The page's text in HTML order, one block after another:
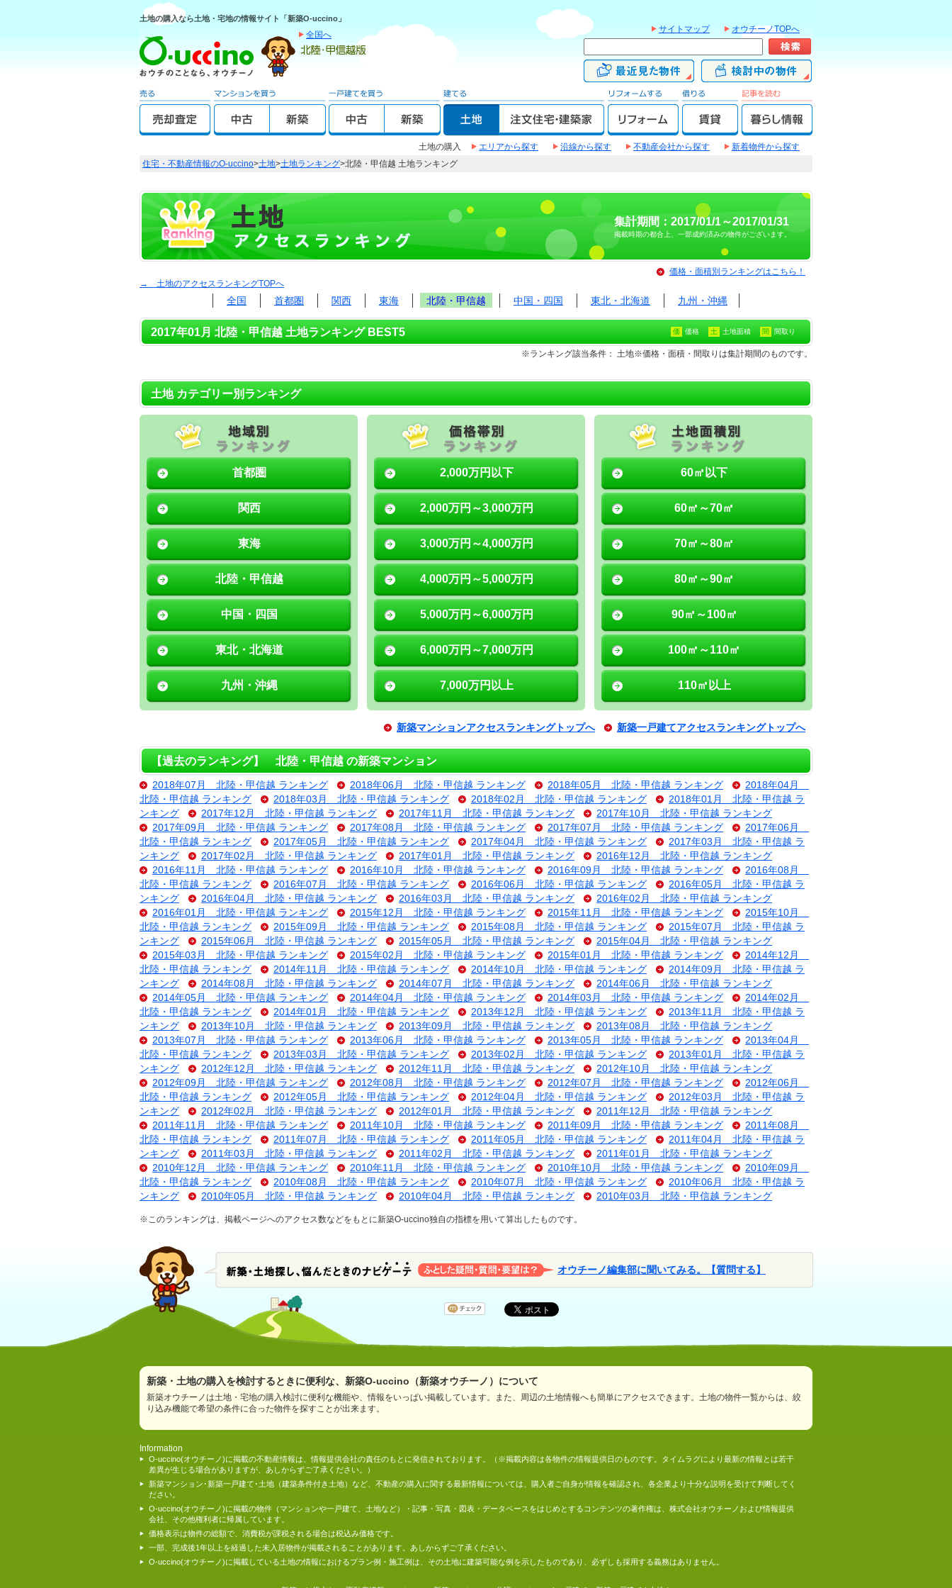
土地の購入なら土地・宅地の情報サイト「新築O-uccino」
全国へ
サイトマップ オウチーノTOPへ
土地の購入 エリアから探す 沿線から探す 不動産会社から探す
新着物件から探す
住宅・不動産情報のO-uccino>土地>土地ランキング>北陸・甲信越 土地ランキング
集計期間：2017/01/1～2017/01/31
掲載時期の都合上、一部成約済みの物件がございます。
価格・面積別ランキングはこちら！
→ 土地のアクセスランキングTOPへ
全国 首都圏 関西 東海 北陸・甲信越 中国・四国 東北・北海道 九州・沖縄
2017年01月 北陸・甲信越 土地ランキング BEST5 価 価格 土 土地面積 間 間取り
※ランキング該当条件： 土地※価格・面積・間取りは集計期間のものです。
土地 カテゴリー別ランキング
首都圏
関西
東海
北陸・甲信越
中国・四国
東北・北海道
九州・沖縄
2,000万円以下
2,000万円～3,000万円
3,000万円～4,000万円
4,000万円～5,000万円
5,000万円～6,000万円
6,000万円～7,000万円
7,000万円以上
60㎡以下
60㎡～70㎡
70㎡～80㎡
80㎡～90㎡
90㎡～100㎡
100㎡～110㎡
110㎡以上
新築マンションアクセスランキングトップへ 新築一戸建てアクセスランキングトップへ
【過去のランキング】 北陸・甲信越 の新築マンション
2018年07月 北陸・甲信越 ランキング 2018年06月 北陸・甲信越 ランキング 2018年05月 北陸・甲信越 ランキング
2018年04月
北陸・甲信越 ランキング
2018年03月 北陸・甲信越 ランキング 2018年02月 北陸・甲信越 ランキング
2018年01月 北陸・甲信越 ラ
ンキング
2017年12月 北陸・甲信越 ランキング 2017年11月 北陸・甲信越 ランキング
2017年10月 北陸・甲信越 ランキング
2017年09月 北陸・甲信越 ランキング
2017年08月 北陸・甲信越 ランキング 2017年07月 北陸・甲信越 ランキング
2017年06月
北陸・甲信越 ランキング
2017年05月 北陸・甲信越 ランキング 2017年04月 北陸・甲信越 ランキング
2017年03月 北陸・甲信越 ラ
ンキング
2017年02月 北陸・甲信越 ランキング 2017年01月 北陸・甲信越 ランキング
2016年12月 北陸・甲信越 ランキング
2016年11月 北陸・甲信越 ランキング
2016年10月 北陸・甲信越 ランキング 2016年09月 北陸・甲信越 ランキング
2016年08月
北陸・甲信越 ランキング
2016年07月 北陸・甲信越 ランキング 2016年06月 北陸・甲信越 ランキング
2016年05月 北陸・甲信越 ラ
ンキング
2016年04月 北陸・甲信越 ランキング 2016年03月 北陸・甲信越 ランキング
2016年02月 北陸・甲信越 ランキング
2016年01月 北陸・甲信越 ランキング
2015年12月 北陸・甲信越 ランキング 2015年11月 北陸・甲信越 ランキング
2015年10月
北陸・甲信越 ランキング
2015年09月 北陸・甲信越 ランキング 2015年08月 北陸・甲信越 ランキング
2015年07月 北陸・甲信越 ラ
ンキング
2015年06月 北陸・甲信越 ランキング 2015年05月 北陸・甲信越 ランキング
2015年04月 北陸・甲信越 ランキング
2015年03月 北陸・甲信越 ランキング
2015年02月 北陸・甲信越 ランキング 2015年01月 北陸・甲信越 ランキング
2014年12月
北陸・甲信越 ランキング
2014年11月 北陸・甲信越 ランキング 2014年10月 北陸・甲信越 ランキング
2014年09月 北陸・甲信越 ラ
ンキング
2014年08月 北陸・甲信越 ランキング 2014年07月 北陸・甲信越 ランキング
2014年06月 北陸・甲信越 ランキング
2014年05月 北陸・甲信越 ランキング
2014年04月 北陸・甲信越 ランキング 2014年03月 北陸・甲信越 ランキング
2014年02月
北陸・甲信越 ランキング
2014年01月 北陸・甲信越 ランキング 2013年12月 北陸・甲信越 ランキング
2013年11月 北陸・甲信越 ラ
ンキング
2013年10月 北陸・甲信越 ランキング 2013年09月 北陸・甲信越 ランキング
2013年08月 北陸・甲信越 ランキング
2013年07月 北陸・甲信越 ランキング
2013年06月 北陸・甲信越 ランキング 2013年05月 北陸・甲信越 ランキング
2013年04月
北陸・甲信越 ランキング
2013年03月 北陸・甲信越 ランキング 2013年02月 北陸・甲信越 ランキング
2013年01月 北陸・甲信越 ラ
ンキング
2012年12月 北陸・甲信越 ランキング 2012年11月 北陸・甲信越 ランキング
2012年10月 北陸・甲信越 ランキング
2012年09月 北陸・甲信越 ランキング
2012年08月 北陸・甲信越 ランキング 2012年07月 北陸・甲信越 ランキング
2012年06月
北陸・甲信越 ランキング
2012年05月 北陸・甲信越 ランキング 2012年04月 北陸・甲信越 ランキング
2012年03月 北陸・甲信越 ラ
ンキング
2012年02月 北陸・甲信越 ランキング 2012年01月 北陸・甲信越 ランキング
2011年12月 北陸・甲信越 ランキング
2011年11月 北陸・甲信越 ランキング
2011年10月 北陸・甲信越 ランキング 2011年09月 北陸・甲信越 ランキング
2011年08月
北陸・甲信越 ランキング
2011年07月 北陸・甲信越 ランキング 2011年05月 北陸・甲信越 ランキング
2011年04月 北陸・甲信越 ラ
ンキング
2011年03月 北陸・甲信越 ランキング 2011年02月 北陸・甲信越 ランキング
2011年01月 北陸・甲信越 ランキング
2010年12月 北陸・甲信越 ランキング
2010年11月 北陸・甲信越 ランキング 2010年10月 北陸・甲信越 ランキング
2010年09月
北陸・甲信越 ランキング
2010年08月 北陸・甲信越 ランキング 2010年07月 北陸・甲信越 ランキング
2010年06月 北陸・甲信越 ラ
ンキング
2010年05月 北陸・甲信越 ランキング 2010年04月 北陸・甲信越 ランキング 2010年03月 北陸・甲信越 ランキング
※このランキングは、掲載ページへのアクセス数などをもとに新築O-uccino独自の指標を用いて算出したものです。
オウチーノ編集部に聞いてみる。【質問する】
新築・土地の購入を検討するときに便利な、新築O-uccino（新築オウチーノ）について
新築オウチーノは土地・宅地の購入検討に便利な機能や、情報をいっぱい掲載しています。また、周辺の土地情報へも簡単にアクセスできます。土地の物件一覧からは、絞
り込み機能で希望の条件に合った物件を探すことが出来ます。
Information
O-uccino(オウチーノ)に掲載の不動産情報は、情報提供会社の責任のもとに発信されております。（※掲載内容は各物件の情報提供日のものです。タイムラグにより最新の情報とは若干
差異が生じる場合がありますが、あしからずご了承ください。）
新築マンション･新築一戸建て･土地（建築条件付き土地）など、不動産の購入に関する最新情報については、購入者ご自身が情報を確認され、各企業より十分な説明を受けて判断してく
ださい。
O-uccino(オウチーノ)に掲載の物件（マンションや一戸建て、土地など）・記事・写真・図表・データベースをはじめとするコンテンツの著作権は、株式会社オウチーノおよび情報提供
会社、その他権利者に帰属しています。
価格表示は物件の総額で、消費税が課税される場合は税込み価格です。
一部、完成後1年以上を経過した未入居物件が掲載されることがあります。あしからずご了承ください。
O-uccino(オウチーノ)に掲載している土地の情報におけるプラン例・施工例は、その土地に建築可能な例を示したものであり、必ずしも採用する義務はありません。